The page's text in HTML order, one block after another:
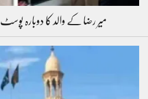
میر رضا کے والد کا دوبارہ پوسٹ